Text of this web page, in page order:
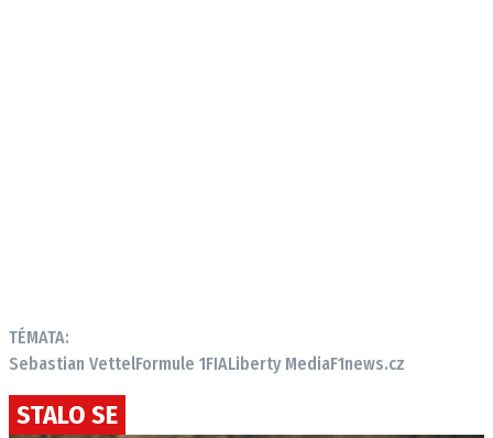
TÉMATA:
Sebastian VettelFormule 1FIALiberty MediaF1news.cz
STALO SE